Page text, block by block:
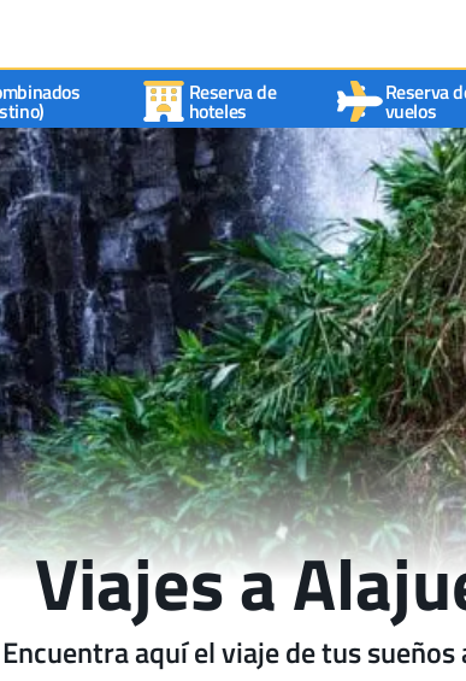
Reserva de
hoteles
Reserva
vuelos
Viajes a
Encuentra aquí el viaje de tus sueños